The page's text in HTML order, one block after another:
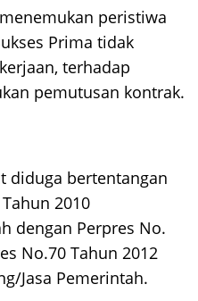
peristiwa
Prima tidak
terhadap
pemutusan kontrak.
diduga bertentangan
2010
dengan Perpres No.
No.70 Tahun 2012
Jasa Pemerintah.